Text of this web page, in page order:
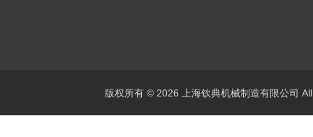
版权所有 © 2026 上海钦典机械制造有限公